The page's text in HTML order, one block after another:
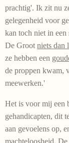
prachtig'. Ik zit nu
gelegenheid voor
kan toch niet in een
De Groot niets dan
ze hebben een
de proppen kwam,
meewerken.'
Het is voor mij een
gehandicapten, dit
aan gevoelens op,
machte­loos­heid.